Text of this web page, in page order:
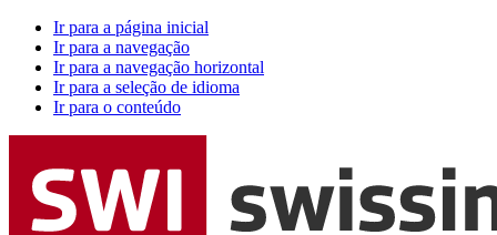
Ir para a página inicial
Ir para a navegação
Ir para a navegação horizontal
Ir para a seleção de idioma
Ir para o conteúdo